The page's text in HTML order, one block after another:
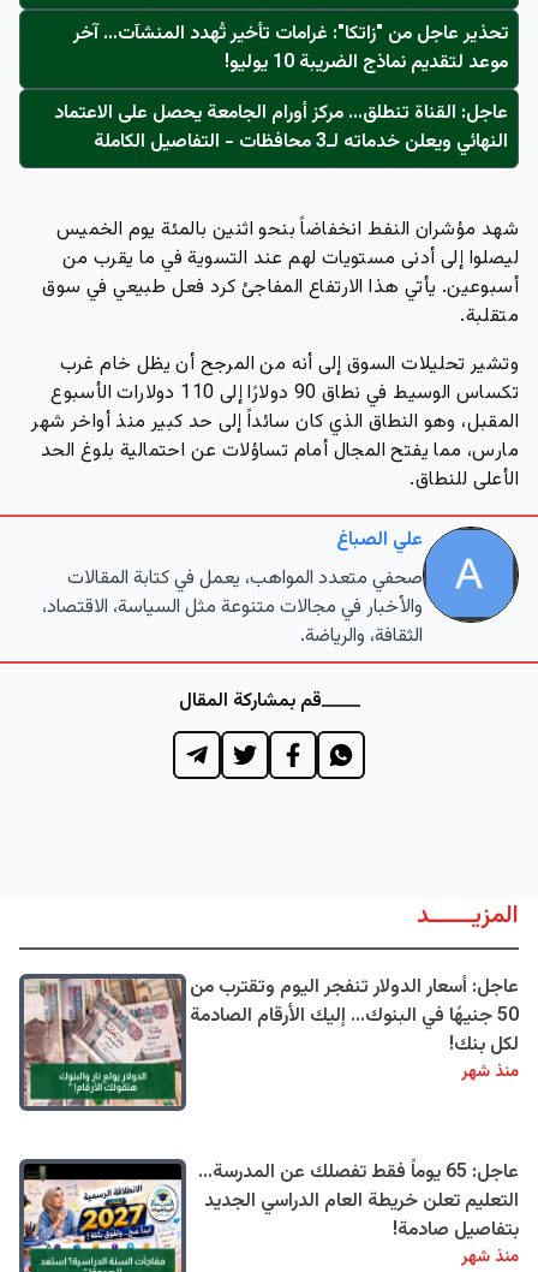
تحذير عاجل من "زاتكا": غرامات تأخير تُهدد المنشآت… آخر
موعد لتقديم نماذج الضريبة 10 يوليو!
عاجل: القناة تنطلق... مركز أورام الجامعة يحصل على الاعتماد
النهائي ويعلن خدماته لـ3 محافظات - التفاصيل الكاملة
شهد مؤشران النفط انخفاضاً بنحو اثنين بالمئة يوم الخميس
ليصلوا إلى أدنى مستويات لهم عند التسوية في ما يقرب من
أسبوعين. يأتي هذا الارتفاع المفاجئ كرد فعل طبيعي في سوق
متقلبة.
وتشير تحليلات السوق إلى أنه من المرجح أن يظل خام غرب
تكساس الوسيط في نطاق 90 دولارًا إلى 110 دولارات الأسبوع
المقبل، وهو النطاق الذي كان سائداً إلى حد كبير منذ أواخر شهر
مارس، مما يفتح المجال أمام تساؤلات عن احتمالية بلوغ الحد
الأعلى للنطاق.
علي الصباغ
صحفي متعدد المواهب، يعمل في كتابة المقالات
والأخبار في مجالات متنوعة مثل السياسة، الاقتصاد،
الثقافة، والرياضة.
قم بمشاركة المقال
المزيــــــد
عاجل: أسعار الدولار تنفجر اليوم وتقترب من
50 جنيهًا في البنوك... إليك الأرقام الصادمة
لكل بنك!
منذ شهر
عاجل: 65 يوماً فقط تفصلك عن المدرسة...
التعليم تعلن خريطة العام الدراسي الجديد
بتفاصيل صادمة!
منذ شهر